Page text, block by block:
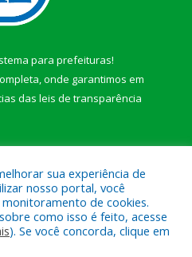
para prefeituras!
onde garantimos em
das leis de transparência
a Prefeitura Municipal de Afuá.
sua experiência de
nosso portal, você
de cookies.
como isso é feito, acesse
). Se você concorda, clique em